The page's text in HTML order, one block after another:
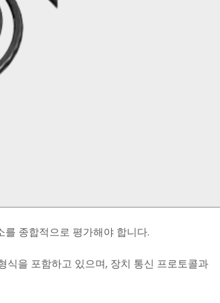
종합적으로 평가해야 합니다.
을 포함하고 있으며, 장치 통신 프로토콜과